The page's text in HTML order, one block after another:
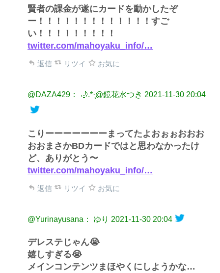
賢者の課金が遂にカードを動かしたぞ
ー！！！！！！！！！！！！！すご
い！！！！！！！！！
twitter.com/mahoyaku_info/…
返信 リツイ お気に
@DAZA429： 🌙.*·̩͙@鏡花水つき 2021-11-30 20:04
こりーーーーーーーまってたよおぉぉおおお
おおまさかBDカードではと思わなかったけ
ど、ありがとう〜
twitter.com/mahoyaku_info/…
返信 リツイ お気に
@Yurinayusana： ゆり 2021-11-30 20:04
デレステじゃん😭
嬉しすぎる😭
メインコンテンツまほやくにしようかな…